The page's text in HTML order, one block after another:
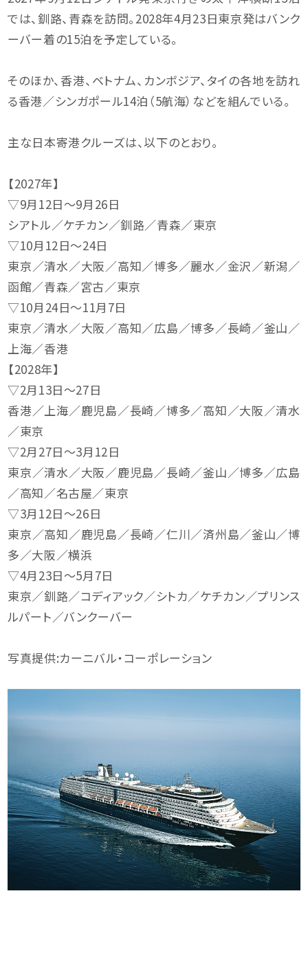
では、釧路、青森を訪問。2028年4月23日東京発はバンク
ーバー着の15泊を予定している。
そのほか、香港、ベトナム、カンボジア、タイの各地を訪れ
る香港／シンガポール14泊（5航海）などを組んでいる。
主な日本寄港クルーズは、以下のとおり。
【2027年】
▽9月12日〜9月26日
シアトル／ケチカン／釧路／青森／東京
▽10月12日〜24日
東京／清水／大阪／高知／博多／麗水／金沢／新潟／
函館／青森／宮古／東京
▽10月24日〜11月7日
東京／清水／大阪／高知／広島／博多／長崎／釜山／
上海／香港
【2028年】
▽2月13日〜27日
香港／上海／鹿児島／長崎／博多／高知／大阪／清水
／東京
▽2月27日〜3月12日
東京／清水／大阪／鹿児島／長崎／釜山／博多／広島
／高知／名古屋／東京
▽3月12日〜26日
東京／高知／鹿児島／長崎／仁川／済州島／釜山／博
多／大阪／横浜
▽4月23日〜5月7日
東京／釧路／コディアック／シトカ／ケチカン／プリンス
ルパート／バンクーバー
写真提供:カーニバル・コーポレーション